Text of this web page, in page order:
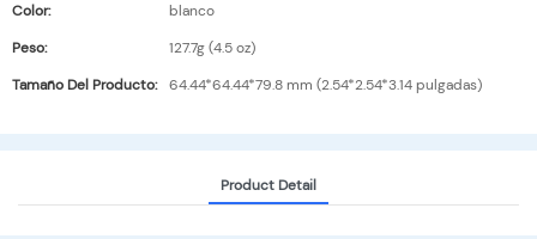
Color:
blanco
Peso:
127.7g (4.5 oz)
Tamaño Del Producto:
64.44*64.44*79.8 mm (2.54*2.54*3.14 pulgadas)
Product Detail